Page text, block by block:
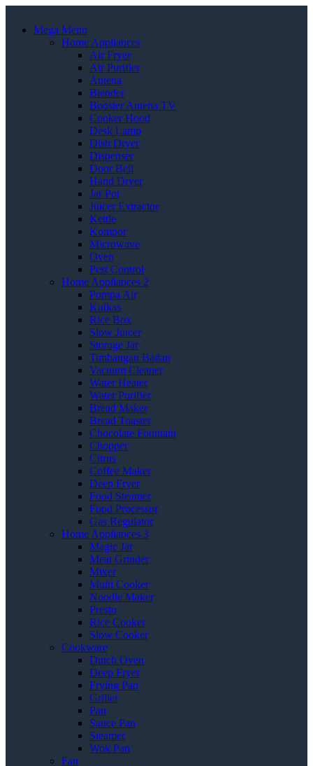
Mega Menu
Home Appliances
Air Fryer
Air Purifier
Antena
Blender
Booster Antena TV
Cooker Hood
Desk Lamp
Dish Dryer
Dispenser
Door Bell
Hand Dryer
Jar Pot
Juicer Extractor
Kettle
Kompor
Microwave
Oven
Pest Control
Home Appliances 2
Pompa Air
Kulkas
Rice Box
Slow Juicer
Storage Jar
Timbangan Badan
Vacuum Cleaner
Water Heater
Water Purifier
Bread Maker
Bread Toaster
Chocolate Fountain
Chopper
Citrus
Coffee Maker
Deep Fryer
Food Steamer
Food Processor
Gas Regulator
Home Appliances 3
Magic Jar
Meat Grinder
Mixer
Multi Cooker
Noodle Maker
Presto
Rice Cooker
Slow Cooker
Cookware
Dutch Oven
Deep Fryer
Frying Pan
Griller
Pan
Sauce Pan
Steamer
Wok Pan
Fan